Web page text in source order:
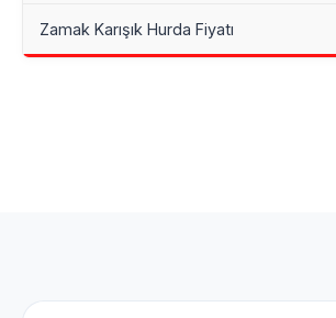
Zamak Karışık Hurda Fiyatı